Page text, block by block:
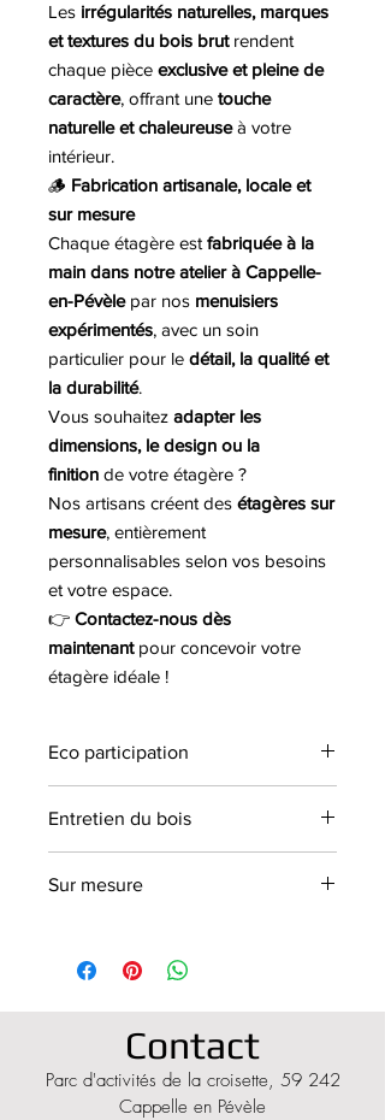
Les irrégularités naturelles, marques
et textures du bois brutrendent
chaque pièce exclusive et pleine de
caractère, offrant une touche
naturelle et chaleureuseà votre
intérieur.
🪵 Fabrication artisanale, locale et
sur mesure
Chaque étagère est fabriquée à la
main dans notre atelier à Cappelle-
en-Pévèlepar nos menuisiers
expérimentés, avec un soin
particulier pour le détail, la qualité et
la durabilité.
Vous souhaitez adapter les
dimensions, le design ou la
finition de votre étagère ?
Nos artisans créent des étagères sur
mesure, entièrement
personnalisables selon vos besoins
et votre espace.
👉 Contactez-nous dès
maintenantpour concevoir votre
étagère idéale !
Eco participation
selon dimensions et
configuration (comprise dans le prix)
Entretien du bois
vitrifiés. Nous vendons un vitrificateur
pour 195€. Votre meuble est ainsi
Sur mesure
largeur et hauteur.
Contact
Parc d'activités de la croisette, 59 242
Cappelle en Pévèle